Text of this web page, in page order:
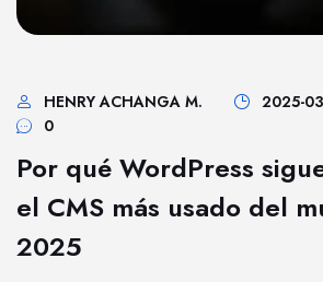
HENRY ACHANGA M.
2025-
0
Por qué WordPress
el CMS más usado del
2025